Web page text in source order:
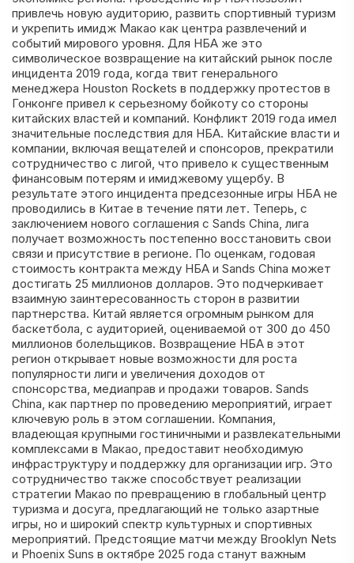
привлечь новую аудиторию, развить спортивный туризм
и укрепить имидж Макао как центра развлечений и
событий мирового уровня. Для НБА же это
символическое возвращение на китайский рынок после
инцидента 2019 года, когда твит генерального
менеджера Houston Rockets в поддержку протестов в
Гонконге привел к серьезному бойкоту со стороны
китайских властей и компаний. Конфликт 2019 года имел
значительные последствия для НБА. Китайские власти и
компании, включая вещателей и спонсоров, прекратили
сотрудничество с лигой, что привело к существенным
финансовым потерям и имиджевому ущербу. В
результате этого инцидента предсезонные игры НБА не
проводились в Китае в течение пяти лет. Теперь, с
заключением нового соглашения с Sands China, лига
получает возможность постепенно восстановить свои
связи и присутствие в регионе. По оценкам, годовая
стоимость контракта между НБА и Sands China может
достигать 25 миллионов долларов. Это подчеркивает
взаимную заинтересованность сторон в развитии
партнерства. Китай является огромным рынком для
баскетбола, с аудиторией, оцениваемой от 300 до 450
миллионов болельщиков. Возвращение НБА в этот
регион открывает новые возможности для роста
популярности лиги и увеличения доходов от
спонсорства, медиаправ и продажи товаров. Sands
China, как партнер по проведению мероприятий, играет
ключевую роль в этом соглашении. Компания,
владеющая крупными гостиничными и развлекательными
комплексами в Макао, предоставит необходимую
инфраструктуру и поддержку для организации игр. Это
сотрудничество также способствует реализации
стратегии Макао по превращению в глобальный центр
туризма и досуга, предлагающий не только азартные
игры, но и широкий спектр культурных и спортивных
мероприятий. Предстоящие матчи между Brooklyn Nets
и Phoenix Suns в октябре 2025 года станут важным